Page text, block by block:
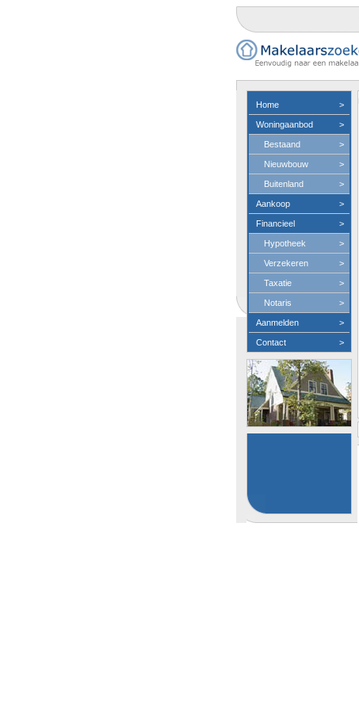
Home >
Woningaanbod >
Bestaand >
Nieuwbouw >
Buitenland >
Aankoop >
Financieel >
Hypotheek >
Verzekeren >
Taxatie >
Notaris >
Aanmelden >
Contact >